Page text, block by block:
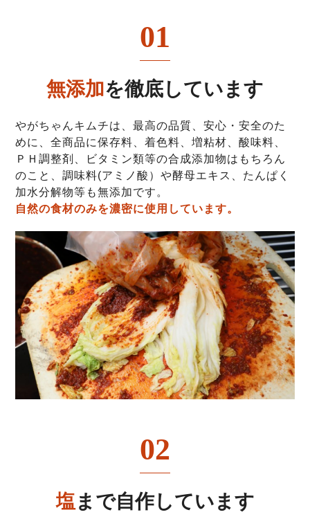
01
無添加を徹底しています
やがちゃんキムチは、最高の品質、安心・安全のた
めに、全商品に保存料、着色料、増粘材、酸味料、
ＰＨ調整剤、ビタミン類等の合成添加物はもちろん
のこと、調味料(アミノ酸）や酵母エキス、たんぱく
加水分解物等も無添加です。
自然の食材のみを濃密に使用しています。
02
塩まで自作しています